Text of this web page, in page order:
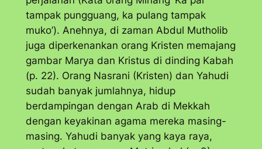
tampak pungguang, ka pulang tampak
muko’). Anehnya, di zaman Abdul Mutholib
juga diperkenankan orang Kristen memajang
gambar Marya dan Kristus di dinding Kabah
(p. 22). Orang Nasrani (Kristen) dan Yahudi
sudah banyak jumlahnya, hidup
berdampingan dengan Arab di Mekkah
dengan keyakinan agama mereka masing-
masing. Yahudi banyak yang kaya raya,